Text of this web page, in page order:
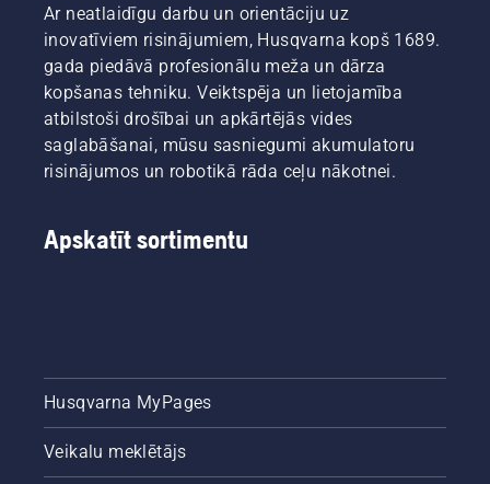
Ar neatlaidīgu darbu un orientāciju uz
inovatīviem risinājumiem, Husqvarna kopš 1689.
gada piedāvā profesionālu meža un dārza
kopšanas tehniku. Veiktspēja un lietojamība
atbilstoši drošībai un apkārtējās vides
saglabāšanai, mūsu sasniegumi akumulatoru
risinājumos un robotikā rāda ceļu nākotnei.
Apskatīt sortimentu
Husqvarna MyPages
Veikalu meklētājs